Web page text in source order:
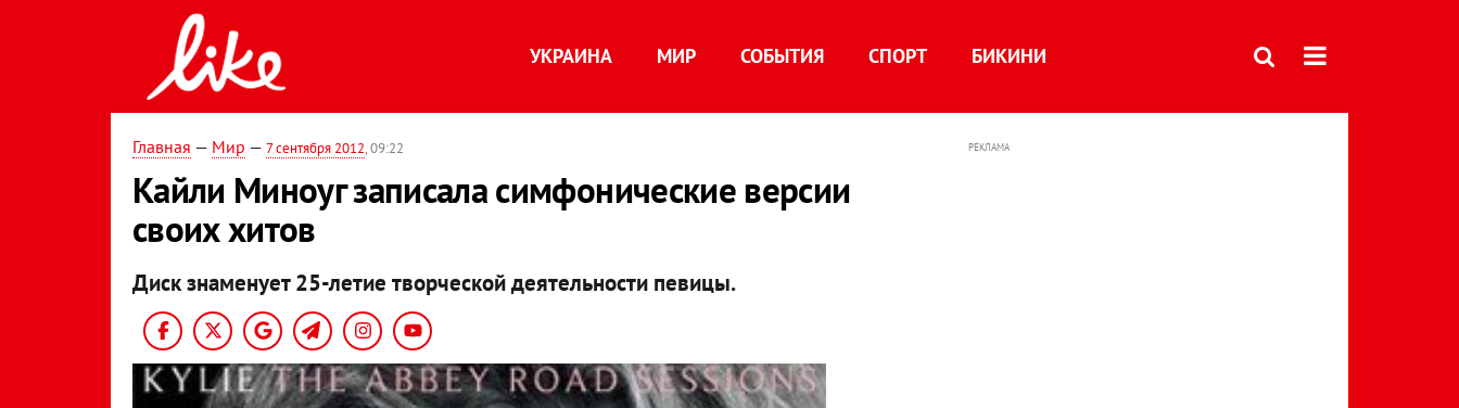
УКРАИНА МИР СОБЫТИЯ СПОРТ БИКИНИ
Главная — Мир — 7 сентября 2012, 09:22
Кайли Миноуг записала симфонические версии
своих хитов
Диск знаменует 25-летие творческой деятельности певицы.
РЕКЛАМА